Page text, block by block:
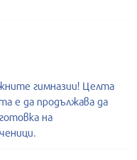
гимназии! Целта
е да продължава да
на